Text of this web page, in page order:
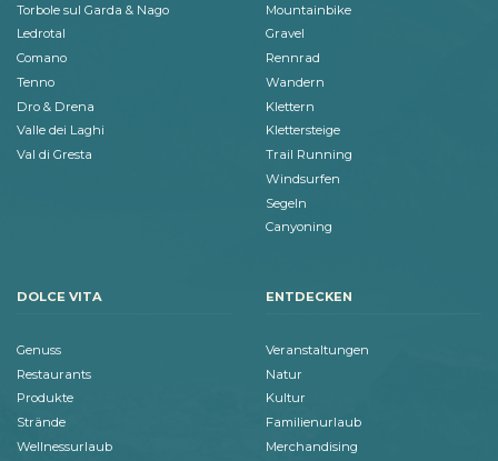
Torbole sul Garda & Nago
Ledrotal
Comano
Tenno
Dro & Drena
Valle dei Laghi
Val di Gresta
Mountainbike
Gravel
Rennrad
Wandern
Klettern
Klettersteige
Trail Running
Windsurfen
Segeln
Canyoning
DOLCE VITA
Genuss
Restaurants
Produkte
Strände
Wellnessurlaub
ENTDECKEN
Veranstaltungen
Natur
Kultur
Familienurlaub
Merchandising